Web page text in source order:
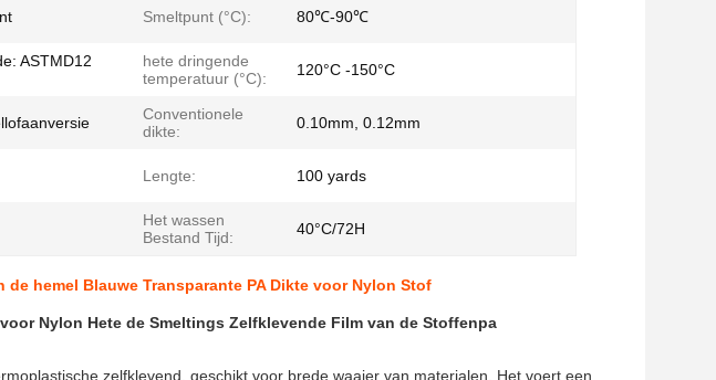
Smeltpunt (°C): 80℃-90℃
ASTMD12
hete dringende
temperatuur (°C):
120°C -150°C
Conventionele
dikte:
0.10mm, 0.12mm
Lengte: 100 yards
Het wassen
Bestand Tijd:
40°C/72H
hemel Blauwe Transparante PA Dikte voor Nylon Stof
Nylon Hete de Smeltings Zelfklevende Film van de Stoffenpa
zelfklevend, geschikt voor brede waaier van materialen. Het voert een